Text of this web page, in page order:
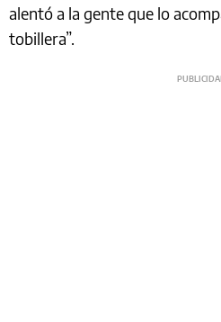
alentó a la gente que lo
tobillera”.